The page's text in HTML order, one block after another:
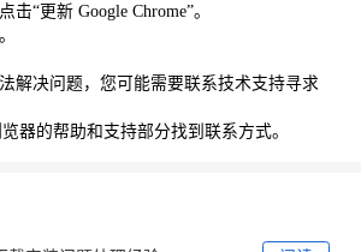
“更新 Google Chrome”。
解决问题，您可能需要联系技术支持寻求
器的帮助和支持部分找到联系方式。